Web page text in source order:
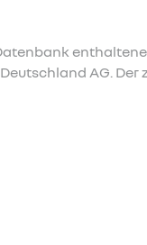
AG. Der